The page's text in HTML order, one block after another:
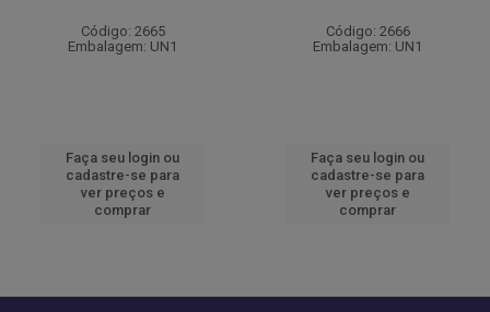
Código: 2665
Embalagem: UN1
Faça seu login ou
cadastre-se para
ver preços e
comprar
Código: 2666
Embalagem: UN1
Faça seu login ou
cadastre-se para
ver preços e
comprar